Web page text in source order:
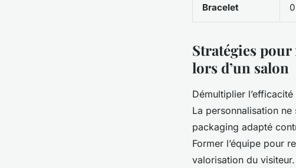
Bracelet
Stratégies
lors d’un salon
Démultiplier
La personnalisation
packaging adapté
Former l’équipe pour
valorisation du visiteur.